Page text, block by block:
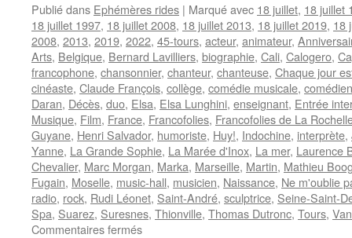
Publié dans Ephémères rides | Marqué avec 18 juillet, 18 juillet
18 juillet 1997, 18 juillet 2008, 18 juillet 2013, 18 juillet 2019, 18
2008, 2013, 2019, 2022, 45-tours, acteur, animateur,
Arts, Belgique, Bernard Lavilliers, biographie, Cali, Calogero,
francophone, chansonnier, chanteur, chanteuse, Chaque jour
cinéaste, Claude François, collège, comédie musicale, comédien
Daran, Décès, duo, Elsa, Elsa Lunghini, enseignant, Entrée
Musique, Film, France, Francofolies, Francofolies de La
Guyane, Henri Salvador, humoriste, Huy!, Indochine, interprète,
Yanne, La Grande Sophie, La Marée d'Inox, La mer, Laurence
Chevalier, Marc Morgan, Marka, Marseille, Martin, Mathieu
Fugain, Moselle, music-hall, musicien, Naissance, Ne m'oublie
radio, rock, Rudi Léonet, Saint-André, sculptrice, Seine-Saint-
Spa, Suarez, Suresnes, Thionville, Thomas Dutronc, Tours,
Commentaires ferméssur